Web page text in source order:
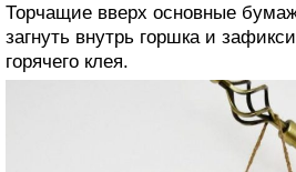
Торчащие вверх основные
загнуть внутрь горшка и
горячего клея.